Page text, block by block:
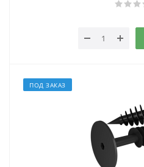
ПОД ЗАКАЗ